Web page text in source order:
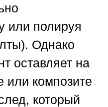
или полируя
Однако
оставляет на
или композите
который